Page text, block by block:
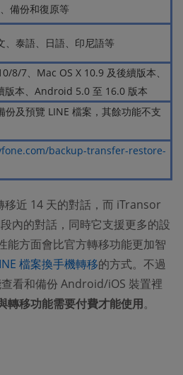
備份和復原等
、泰語、日語、印尼語等
8/7、Mac OS X 10.9 及後續版本、
版本、Android 5.0 至 16.0 版本
份及預覽 LINE 檔案，其餘功能不支
backup-transfer-restore-
移近 14 天的對話，而 iTransor
內的對話，同時它支援更多的設
能方面會比官方轉移功能更加智
檔案換手機轉移的方式。不過
看和備份 Android/iOS 裝置裡
轉移功能需要付費才能使用。